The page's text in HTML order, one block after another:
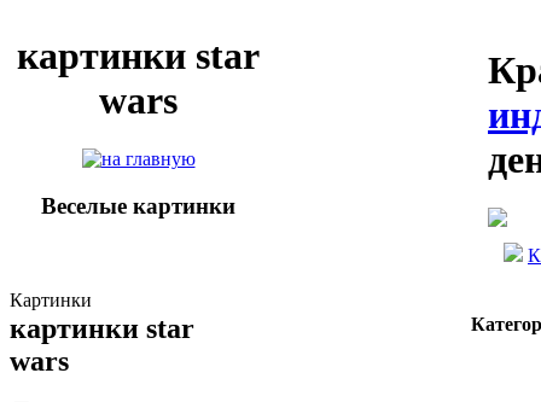
картинки star
wars
Веселые картинки
Картинки
картинки star
wars